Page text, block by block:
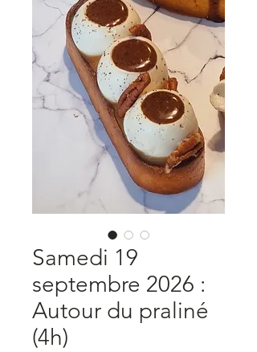
Samedi 19
septembre 2026 :
Autour du praliné
(4h)